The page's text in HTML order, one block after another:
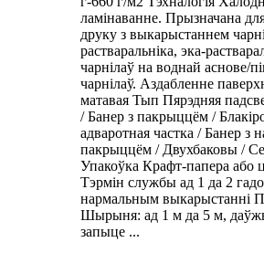
ламінаванне. Прызначана
друку з выкарыстаннем
растваральніка, эка-
чарнілаў на воднай аснове/
чарнілаў. Аздабленне
матавая Тып Пярэдняя
/ Банер з пакрыццём /
адваротная частка / Банер з
пакрыццём / Двухбаковы /
Упакоўка Крафт-папера або
Тэрмін службы ад 1 да 2
нармальным выкарыстанні
Шырыня: ад 1 м да 5 м,
запыце ...